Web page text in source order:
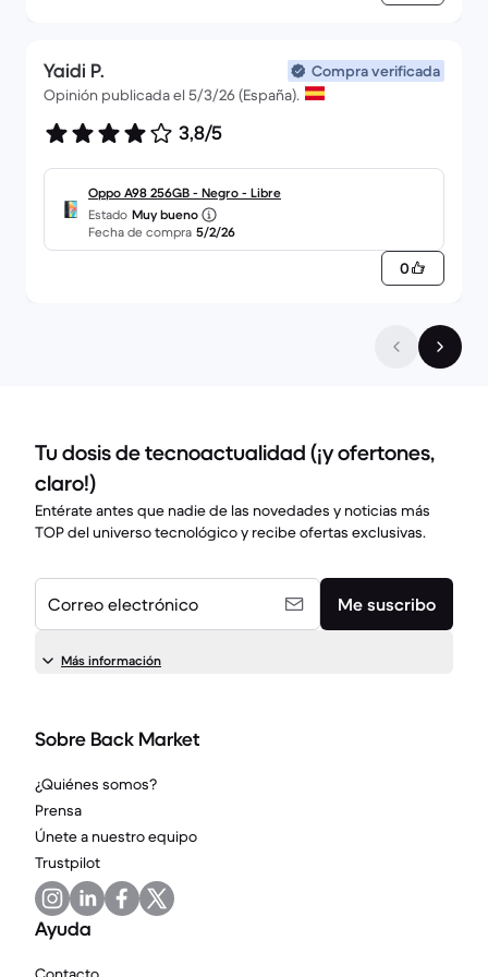
Yaidi P.
Compra verificada
Opinión publicada el 5/3/26 (España).
3,8/5
Oppo A98 256GB - Negro - Libre
Estado Muy bueno
Fecha de compra 5/2/26
0
Tu dosis de tecnoactualidad (¡y ofertones,
claro!)
Entérate antes que nadie de las novedades y noticias más
TOP del universo tecnológico y recibe ofertas exclusivas.
Correo electrónico Me suscribo
Más información
Sobre Back Market
¿Quiénes somos?
Prensa
Únete a nuestro equipo
Trustpilot
Ayuda